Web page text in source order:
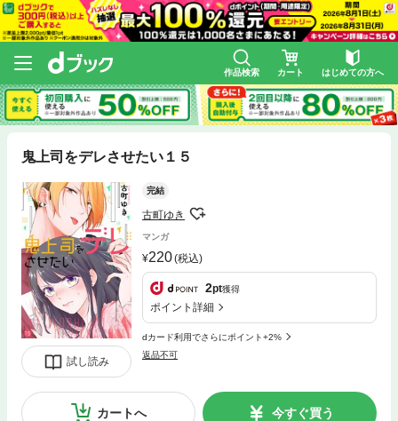
作品検索 カート はじめての方へ
鬼上司をデレさせたい１５
試し読み
完結
古町ゆき
マンガ
220(税込)
2pt獲得
ポイント詳細
dカード利用でさらにポイント+2%
返品不可
カートへ 今すぐ買う